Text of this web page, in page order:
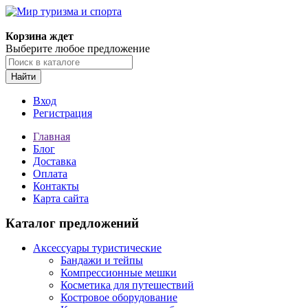
Корзина ждет
Выберите любое предложение
Найти
Вход
Регистрация
Главная
Блог
Доставка
Оплата
Контакты
Карта сайта
Каталог предложений
Аксессуары туристические
Бандажи и тейпы
Компрессионные мешки
Косметика для путешествий
Костровое оборудование